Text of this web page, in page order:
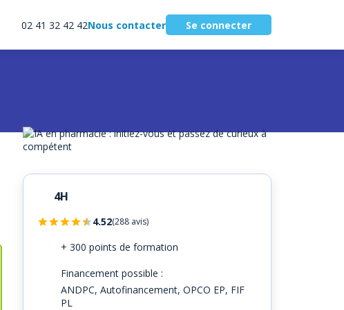
02 41 32 42 42Nous contacter Se connecter
4H
4.52(288 avis)
+ 300 points de formation
Financement possible :
ANDPC, Autofinancement, OPCO EP, FIF
PL